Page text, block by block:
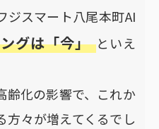
ジスマート八尾本町AI
グは「今」 といえ
齢化の影響で、これか
方々が増えてくるでし